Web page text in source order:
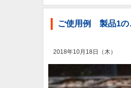
ご使用例 製品1の
2018年10月18日（木）